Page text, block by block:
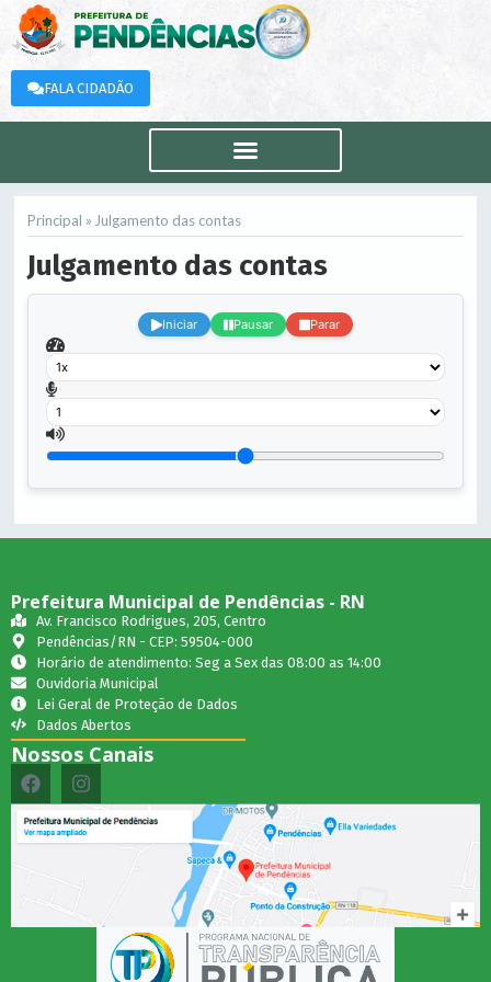
FALA CIDADÃO
Principal » Julgamento das contas
Julgamento das contas
Iniciar Pausar Parar
Prefeitura Municipal de Pendências - RN
Av. Francisco Rodrigues, 205, Centro
Pendências/RN - CEP: 59504-000
Horário de atendimento: Seg a Sex das 08:00 as 14:00
Ouvidoria Municipal
Lei Geral de Proteção de Dados
Dados Abertos
Nossos Canais